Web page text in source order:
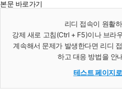
본문 바로가기
리디 접속이 원활
강제 새로 고침(Ctrl + F5)이나 브라
계속해서 문제가 발생한다면 리디
하고 대응 방법을 안
테스트 페이지